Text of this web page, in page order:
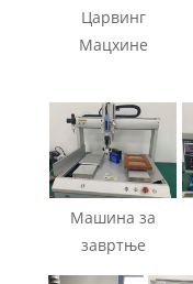
Царвинг
Мацхине
Машина за
завртње